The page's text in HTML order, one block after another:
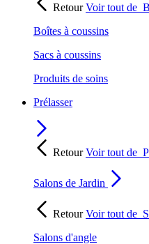
RetourVoir tout de
Boîtes à coussins
Sacs à coussins
Produits de soins
Prélasser
RetourVoir tout de
Salons de Jardin
RetourVoir tout de
Salons d'angle